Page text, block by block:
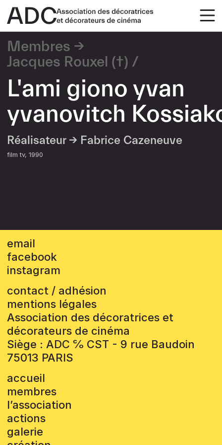
Membres
Jacques Rouxel (†)
L'ami giono yvan
yvanovitch
Réalisateur → Fabrice Cazeneuve
film tv 1990
email
facebook
instagram
contact / adhésion
mentions légales
Association des décoratrices et
décorateurs de cinéma
Siège : ADC ℅ CST - 9 rue Baudoin
75013 PARIS
accueil
membres
l’association
actions
galerie